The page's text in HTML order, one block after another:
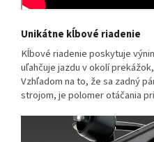
Unikátne kĺbové riadenie
Kĺbové riadenie poskytuje
uľahčuje jazdu v okolí
Vzhľadom na to, že sa zadný
strojom, je polomer otáčania